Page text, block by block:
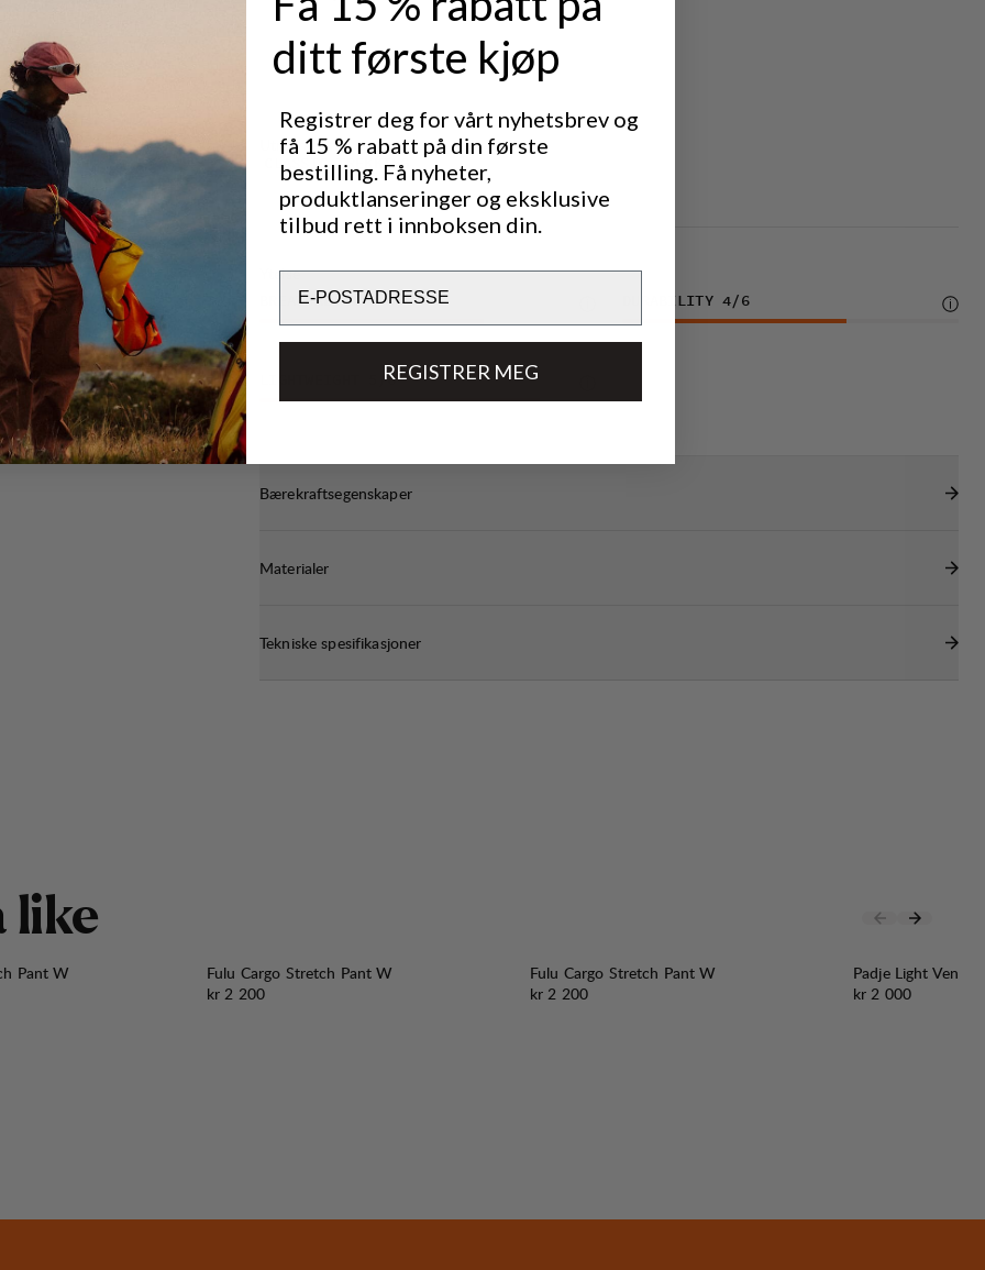
and
Utmerket for
CLASSIC TREKKING
Ytelse
BREATHABILITY 4/6 DURABILITY 4/6
/6
Bærekraftsegenskaper
Materialer
Tekniske spesifikasjoner
like
Pant W
Fulu Cargo Stretch Pant W
Pris:
kr 2 200
Fulu Cargo Stretch Pant W
Pris:
kr 2 200
Padje Light Vent
Pris:
kr 2 000
ditt første kjøp
Registrer deg for vårt nyhetsbrev og
få 15 % rabatt på din første
bestilling. Få nyheter,
produktlanseringer og eksklusive
tilbud rett i innboksen din.
REGISTRER MEG